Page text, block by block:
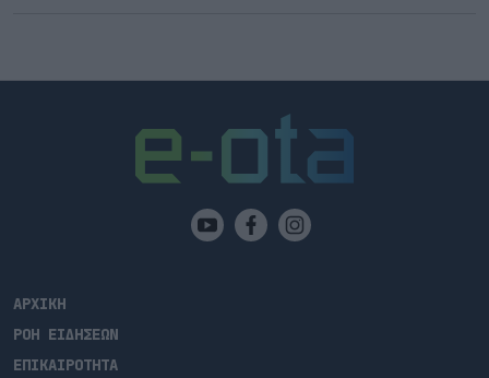
ΑΡΧΙΚΗ
ΡΟΗ ΕΙΔΗΣΕΩΝ
ΕΠΙΚΑΙΡΟΤΗΤΑ